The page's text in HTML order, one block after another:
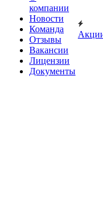
компании
Новости
Команда
Отзывы
Вакансии
Лицензии
Документы